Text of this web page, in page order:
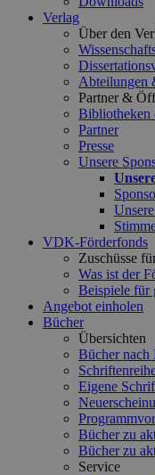
Verlag
Über den
Abteilungen
Partner &
Bibliotheken
Partner
Presse
Unsere
VDK-Förderfonds
Zuschüsse
Was ist der
Beispiele für
Angebot einholen
Bücher
Übersichten
Bücher nach
Eigene
Bücher zu
Bücher zu
Service